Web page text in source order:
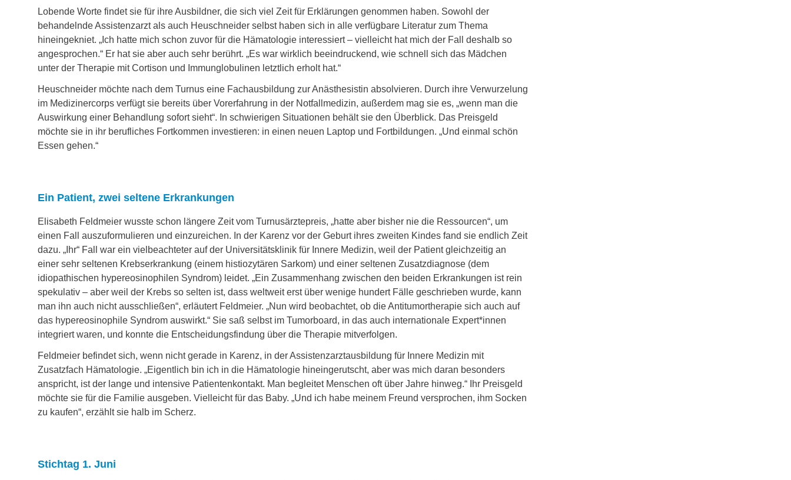
Lobende Worte findet sie für ihre Ausbildner, die sich viel Zeit für Erklärungen genommen haben. Sowohl der
behandelnde Assistenzarzt als auch Heuschneider selbst haben sich in alle verfügbare Literatur zum Thema
hineingekniet. „Ich hatte mich schon zuvor für die Hämatologie interessiert – vielleicht hat mich der Fall deshalb so
angesprochen.“ Er hat sie aber auch sehr berührt. „Es war wirklich beeindruckend, wie schnell sich das Mädchen
unter der Therapie mit Cortison und Immunglobulinen letztlich erholt hat.“
Heuschneider möchte nach dem Turnus eine Fachausbildung zur Anästhesistin absolvieren. Durch ihre Verwurzelung
im Medizinercorps verfügt sie bereits über Vorerfahrung in der Notfallmedizin, außerdem mag sie es, „wenn man die
Auswirkung einer Behandlung sofort sieht“. In schwierigen Situationen behält sie den Überblick. Das Preisgeld
möchte sie in ihr berufliches Fortkommen investieren: in einen neuen Laptop und Fortbildungen. „Und einmal schön
Essen gehen.“
Ein Patient, zwei seltene Erkrankungen
Elisabeth Feldmeier wusste schon längere Zeit vom Turnusärztepreis, „hatte aber bisher nie die Ressourcen“, um
einen Fall auszuformulieren und einzureichen. In der Karenz vor der Geburt ihres zweiten Kindes fand sie endlich Zeit
dazu. „Ihr“ Fall war ein vielbeachteter auf der Universitätsklinik für Innere Medizin, weil der Patient gleichzeitig an
einer sehr seltenen Krebserkrankung (einem histiozytären Sarkom) und einer seltenen Zusatzdiagnose (dem
idiopathischen hypereosinophilen Syndrom) leidet. „Ein Zusammenhang zwischen den beiden Erkrankungen ist rein
spekulativ – aber weil der Krebs so selten ist, dass weltweit erst über wenige hundert Fälle geschrieben wurde, kann
man ihn auch nicht ausschließen“, erläutert Feldmeier. „Nun wird beobachtet, ob die Antitumortherapie sich auch auf
das hypereosinophile Syndrom auswirkt.“ Sie saß selbst im Tumorboard, in das auch internationale Expert*innen
integriert waren, und konnte die Entscheidungsfindung über die Therapie mitverfolgen.
Feldmeier befindet sich, wenn nicht gerade in Karenz, in der Assistenzarztausbildung für Innere Medizin mit
Zusatzfach Hämatologie. „Eigentlich bin ich in die Hämatologie hineingerutscht, aber was mich daran besonders
anspricht, ist der lange und intensive Patientenkontakt. Man begleitet Menschen oft über Jahre hinweg.“ Ihr Preisgeld
möchte sie für die Familie ausgeben. Vielleicht für das Baby. „Und ich habe meinem Freund versprochen, ihm Socken
zu kaufen“, erzählt sie halb im Scherz.
Stichtag 1. Juni